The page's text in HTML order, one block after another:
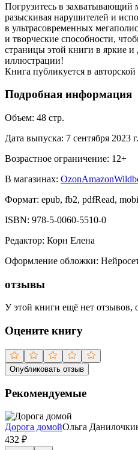
Погрузитесь в захватывающий
разыскивая нарушителей и
в ультрасовременных
и творческие способности,
страницы этой книги в яркие
иллюстрации!
Книга публикуется в
Подробная информация
Объем: 48 стр.
Дата выпуска: 7 сентября 2023 г.
Возрастное ограничение: 12+
В магазинах: OzonAmazon
Формат: epub, fb2, pdfRead, mobi
ISBN: 978-5-0060-5510-0
Редактор: Корн Елена
Оформление обложки:
отзывы
У этой книги ещё нет отзывов,
Оцените книгу
Опубликовать отзыв
Рекомендуемые
Дорога домойОльга
432 ₽